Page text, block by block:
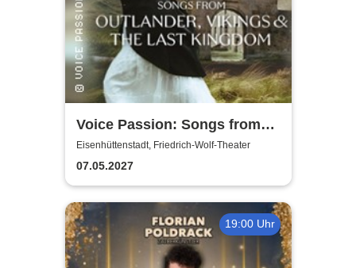
Voice Passion: Songs from
Outlander, Vikings & The Last
Kingdom
Eisenhüttenstadt, Friedrich-Wolf-Theater
07.05.2027
19:00 Uhr